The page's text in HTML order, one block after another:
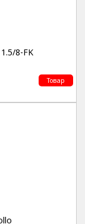
8-FK
Товар